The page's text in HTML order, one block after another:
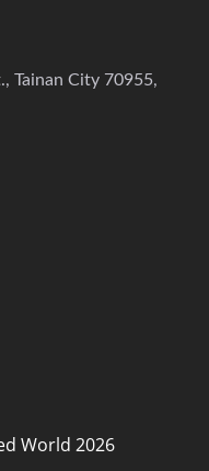
Tainan City 70955,
World 2026